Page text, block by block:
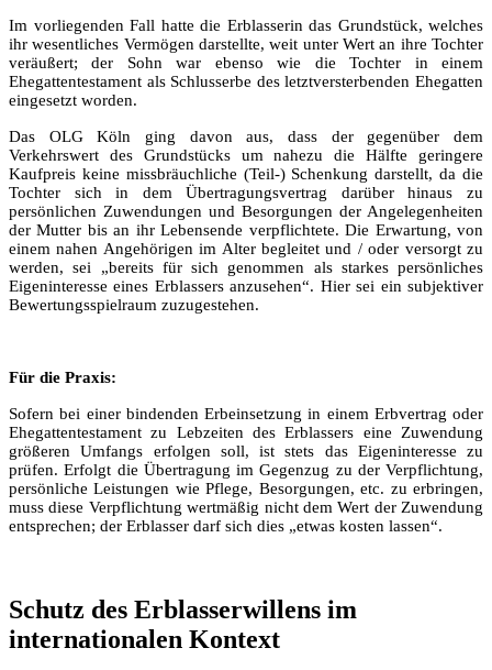
Im vorliegenden Fall hatte die Erblasserin das Grundstück, welches
ihr wesentliches Vermögen darstellte, weit unter Wert an ihre Tochter
veräußert; der Sohn war ebenso wie die Tochter in einem
Ehegattentestament als Schlusserbe des letztversterbenden Ehegatten
eingesetzt worden.
Das OLG Köln ging davon aus, dass der gegenüber dem
Verkehrswert des Grundstücks um nahezu die Hälfte geringere
Kaufpreis keine missbräuchliche (Teil-) Schenkung darstellt, da die
Tochter sich in dem Übertragungsvertrag darüber hinaus zu
persönlichen Zuwendungen und Besorgungen der Angelegenheiten
der Mutter bis an ihr Lebensende verpflichtete. Die Erwartung, von
einem nahen Angehörigen im Alter begleitet und / oder versorgt zu
werden, sei „bereits für sich genommen als starkes persönliches
Eigeninteresse eines Erblassers anzusehen“. Hier sei ein subjektiver
Bewertungsspielraum zuzugestehen.
Für die Praxis:
Sofern bei einer bindenden Erbeinsetzung in einem Erbvertrag oder
Ehegattentestament zu Lebzeiten des Erblassers eine Zuwendung
größeren Umfangs erfolgen soll, ist stets das Eigeninteresse zu
prüfen. Erfolgt die Übertragung im Gegenzug zu der Verpflichtung,
persönliche Leistungen wie Pflege, Besorgungen, etc. zu erbringen,
muss diese Verpflichtung wertmäßig nicht dem Wert der Zuwendung
entsprechen; der Erblasser darf sich dies „etwas kosten lassen“.
Schutz des Erblasserwillens im
internationalen Kontext